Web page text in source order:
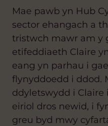
Mae pawb yn Hub
sector ehangach a
tristwch mawr am y
etifeddiaeth Claire
eang yn parhau i
flynyddoedd i ddod.
ddyletswydd i Claire
eiriol dros newid, i
greu byd mwy